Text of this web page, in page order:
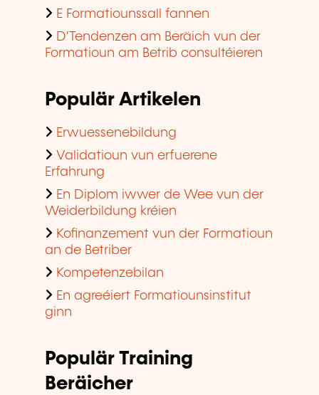
E Formatiounssall fannen
D'Tendenzen am Beräich vun der
Formatioun am Betrib consultéieren
Populär Artikelen
Erwuessenebildung
Validatioun vun erfuerene
Erfahrung
En Diplom iwwer de Wee vun der
Weiderbildung kréien
Kofinanzement vun der Formatioun
an de Betriber
Kompetenzebilan
En agreéiert Formatiounsinstitut
ginn
Populär Training
Beräicher